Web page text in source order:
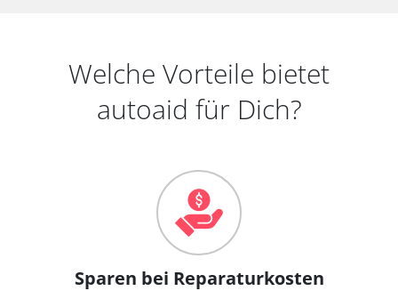
Welche Vorteile bietet
autoaid für Dich?
Sparen bei Reparaturkosten